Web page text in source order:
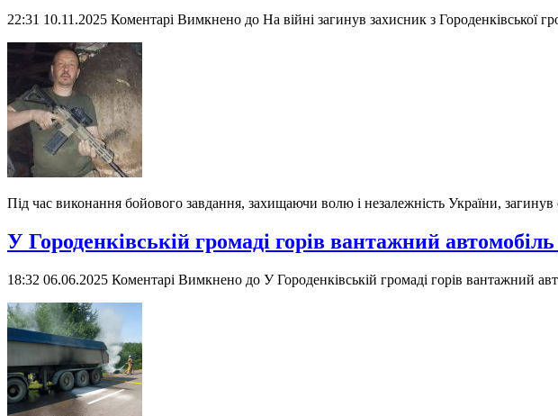
22:31 10.11.2025 Коментарі Вимкнено до На війні загинув захисник з Городенківської
Під час виконання бойового завдання, захищаючи волю і незалежність України,
У Городенківській громаді горів вантажний
18:32 06.06.2025 Коментарі Вимкнено до У Городенківській громаді горів вантажний